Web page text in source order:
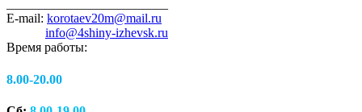
E-mail: korotaev20m@mail.ru
info@4shiny-izhevsk.ru
Время работы:
8.00-20.00